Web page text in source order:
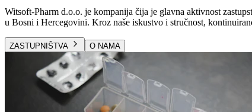
Witsoft-Pharm d.o.o. je kompanija čija je glavna aktivnost
u Bosni i Hercegovini. Kroz naše iskustvo i stručnost,
ZASTUPNIŠTVA O NAMA